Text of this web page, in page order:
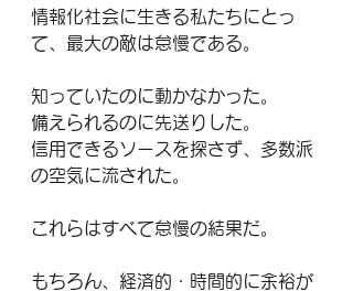
情報化社会に生きる私たちにとっ
て、最大の敵は怠慢である。
知っていたのに動かなかった。
備えられるのに先送りした。
信用できるソースを探さず、多数派
の空気に流された。
これらはすべて怠慢の結果だ。
もちろん、経済的・時間的に余裕が